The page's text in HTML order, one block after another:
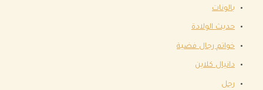
بالونات
حديث الولادة
خواتم رجال فضية
دانيال كلاين
رجل